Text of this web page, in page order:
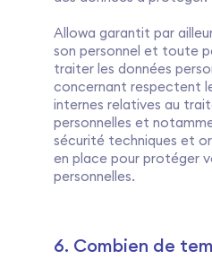
Allowa garantit par
son personnel et toute
traiter les données
concernant respectent
internes relatives au
personnelles et
sécurité techniques et
en place pour protéger
personnelles.
6. Combien de